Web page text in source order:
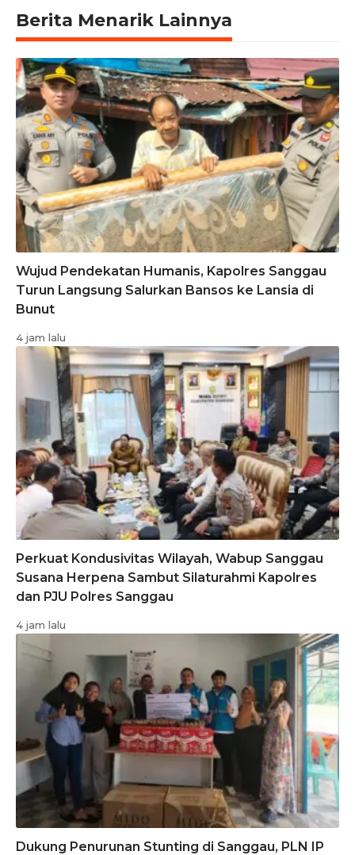
Berita Menarik Lainnya
Wujud Pendekatan Humanis, Kapolres Sanggau
Turun Langsung Salurkan Bansos ke Lansia di
Bunut
4 jam lalu
Perkuat Kondusivitas Wilayah, Wabup Sanggau
Susana Herpena Sambut Silaturahmi Kapolres
dan PJU Polres Sanggau
4 jam lalu
Dukung Penurunan Stunting di Sanggau, PLN IP